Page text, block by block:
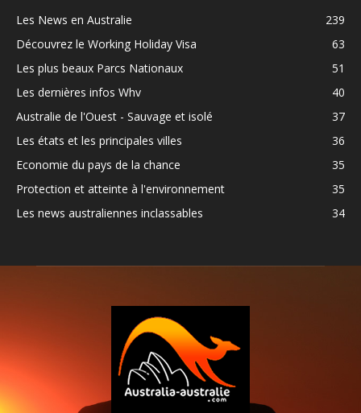
Les News en Australie
239
Découvrez le Working Holiday Visa
63
Les plus beaux Parcs Nationaux
51
Les dernières infos Whv
40
Australie de l'Ouest - Sauvage et isolé
37
Les états et les principales villes
36
Economie du pays de la chance
35
Protection et atteinte à l'environnement
35
Les news australiennes inclassables
34